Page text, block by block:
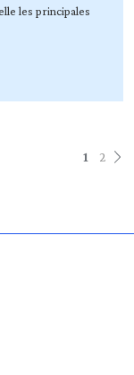
les principales
1 2